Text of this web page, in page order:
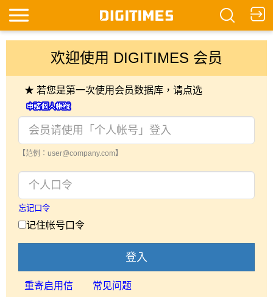
欢迎使用 DIGITIMES 会员
★ 若您是第一次使用会员数据库，请点选
【范例：user@company.com】
忘记口令
记住帐号口令
登入
重寄启用信 常见问题